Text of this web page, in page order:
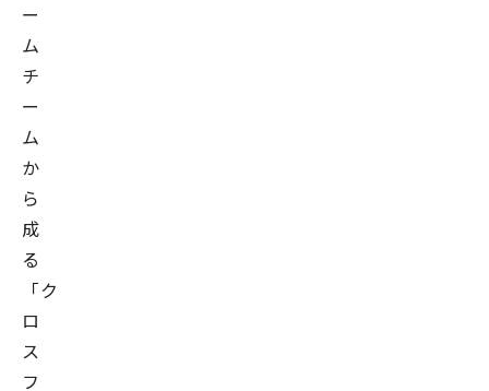
ー
ム
チ
ー
ム
か
ら
成
る
「ク
ロ
ス
フ